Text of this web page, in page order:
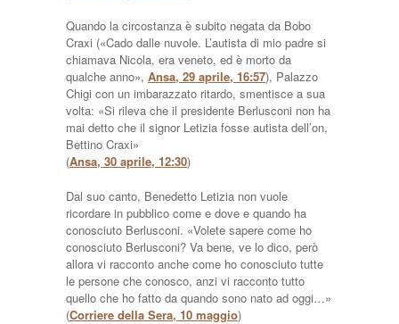
Quando la circostanza è subito negata da Bobo
Craxi («Cado dalle nuvole. L’autista di mio padre si
chiamava Nicola, era veneto, ed è morto da
qualche anno», Ansa, 29 aprile, 16:57), Palazzo
Chigi con un imbarazzato ritardo, smentisce a sua
volta: «Si rileva che il presidente Berlusconi non ha
mai detto che il signor Letizia fosse autista dell’on,
Bettino Craxi»
(Ansa, 30 aprile, 12:30)
Dal suo canto, Benedetto Letizia non vuole
ricordare in pubblico come e dove e quando ha
conosciuto Berlusconi. «Volete sapere come ho
conosciuto Berlusconi? Va bene, ve lo dico, però
allora vi racconto anche come ho conosciuto tutte
le persone che conosco, anzi vi racconto tutto
quello che ho fatto da quando sono nato ad oggi…»
(Corriere della Sera, 10 maggio)